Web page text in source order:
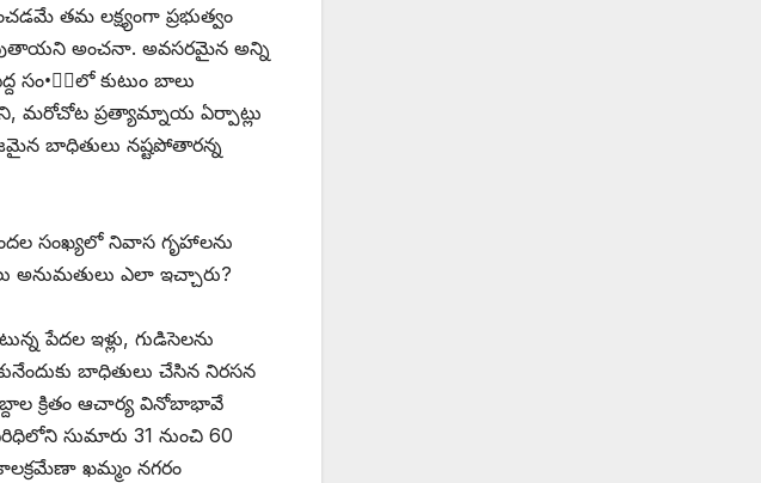
తమ లక్ష్యంగా ప్రభుత్వం
అంచనా. అవసరమైన అన్ని
సం•్యలో కుటుం బాలు
మరోచోట ప్రత్యామ్నాయ ఏర్పాట్లు
బాధితులు నష్టపోతారన్న
సంఖ్యలో నివాస గృహాలను
అనుమతులు ఎలా ఇచ్చారు?
పేదల ఇళ్లు, గుడిసెలను
బాధితులు చేసిన నిరసన
క్రితం ఆచార్య వినోబాభావే
సుమారు 31 నుంచి 60
ఖమ్మం నగరం